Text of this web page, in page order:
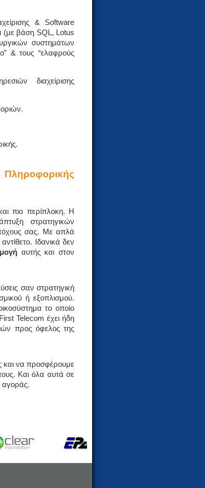
& Software
(με βάση SQL, Lotus
συστημάτων
& τους “ελαφρούς
διαχείρισης
Πληροφορικής
πιο περίπλοκη. Η
στρατηγικών
σας. Με απλά
αντίθετο. Ιδανικά δεν
αυτής και στον
σαν στρατηγική
ή εξοπλισμού.
το οποίο
Telecom έχει ήδη
προς όφελος της
και να προσφέρουμε
Και όλα αυτά σε
αγοράς.